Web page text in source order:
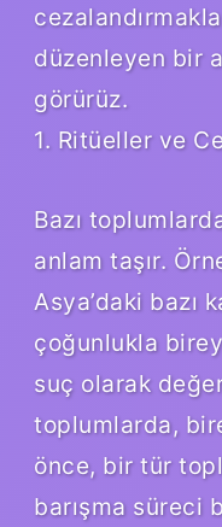
düzenleyen bir
görürüz.
1. Ritüeller ve
Bazı
anlam taşır.
Asya’daki bazı
çoğunlukla
suç olarak
toplumlarda,
önce, bir tür
barışma süreci